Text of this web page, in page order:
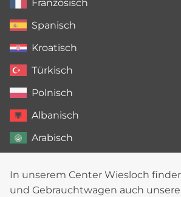
Französisch
Spanisch
Kroatisch
Türkisch
Polnisch
Albanisch
Arabisch
In unserem Center Wiesloch
und Gebrauchtwagen auch